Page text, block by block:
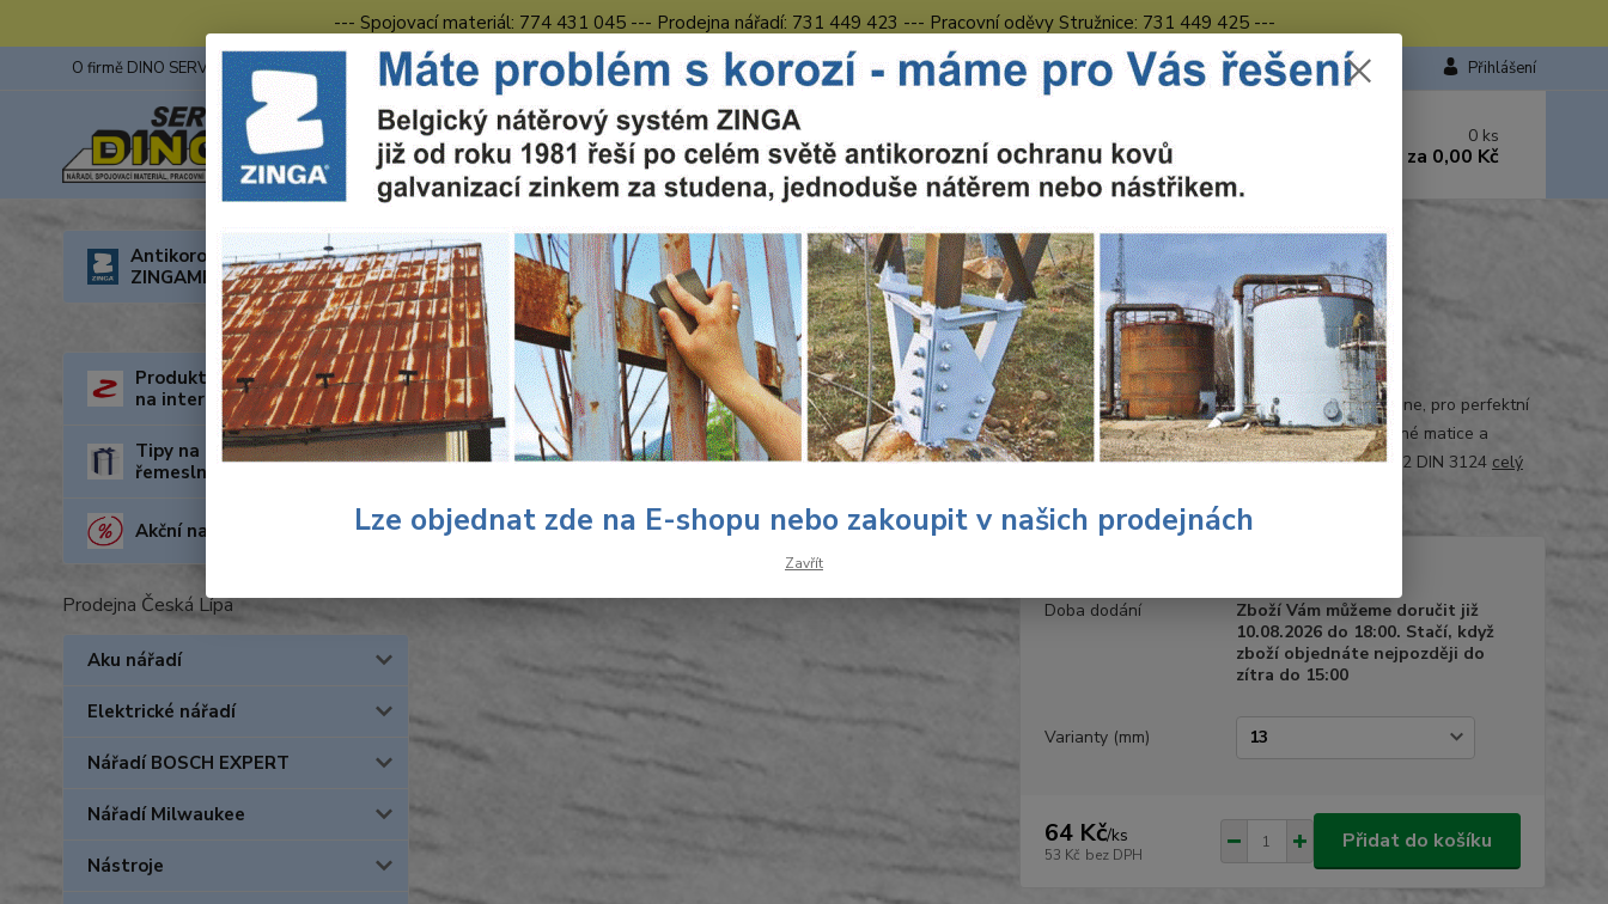
--- Spojovací materiál: 774 431 045 --- Prodejna nářadí: 731 449 423 --- Pracovní oděvy Stružnice: 731 449 425 ---
O firmě DINO SERVIS s.r.o. ZINGA Fotogalerie z výstav Obchodní podmínky Kontakty Česká Lípa Přihlášení
Hledat 731 449 423
8.00 hod. - 16.00 hod.
0 ks
za 0,00 Kč
Antikorozní nátěry
ZINGAMETALL
Produkty za nejnižší cenu
na internetu
Tipy na dárky pro kutily a
řemeslníky
Akční nabídka
Prodejna Česká Lípa
Aku nářadí
Elektrické nářadí
Nářadí BOSCH EXPERT
Nářadí Milwaukee
Nástroje
Úvod Ruční nářadí Hlavice 1/2" Hlavice 4CZech ONE
1/2" Hlavice 4CZech ONE
Ohodnotit produkt
1/2" hlavice s patentovanou technologií 4CZech One, pro perfektní
kontakt s maticí umožňující povolit i zcela poškozené matice a
zabraňuje jejímu poškození. ISO 2725-2 ISO 1711-2 DIN 3124 celý
Doba dodání
Zboží Vám můžeme doručit již
10.08.2026 do 18:00. Stačí, když
zboží objednáte nejpozději do
zítra do 15:00
Varianty (mm)
64 Kč/ks
53 Kč bez DPH
Přidat do košíku
Lze objednat zde na E-shopu nebo zakoupit v našich prodejnách
Zavřít